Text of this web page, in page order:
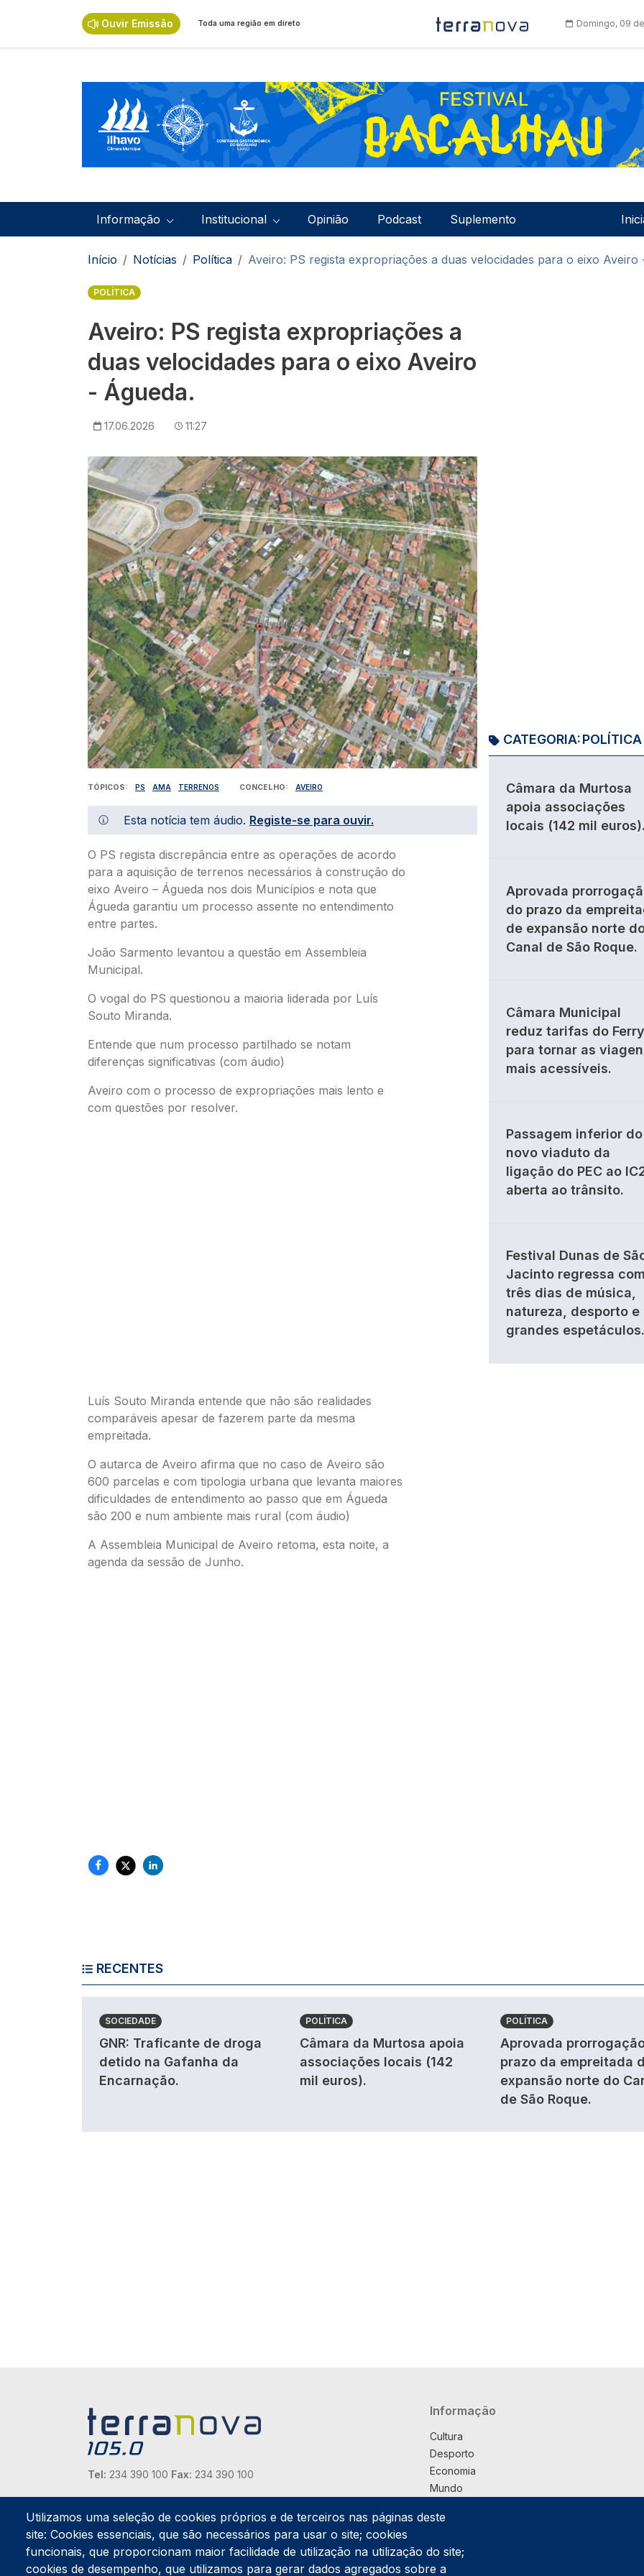
Ouvir Emissão Toda uma região em direto Domingo, 09
Navegação principal
Informação Institucional Opinião Podcast Suplemento
Navegação estrutural
Início Notícias Política Aveiro: PS regista expropriações a duas velocidades para o eixo Aveiro
POLÍTICA
Aveiro: PS regista expropriações a
duas velocidades para o eixo Aveiro
- Águeda.
17.06.2026 11:27
Imagem
TÓPICOS PS AMA TERRENOS CONCELHO AVEIRO
Esta notícia tem áudio. Registe-se para ouvir.
O PS regista discrepância entre as operações de acordo
para a aquisição de terrenos necessários à construção do
eixo Aveiro – Águeda nos dois Municípios e nota que
Águeda garantiu um processo assente no entendimento
entre partes.
João Sarmento levantou a questão em Assembleia
Municipal.
O vogal do PS questionou a maioria liderada por Luís
Souto Miranda.
Entende que num processo partilhado se notam
diferenças significativas (com áudio)
Aveiro com o processo de expropriações mais lento e
com questões por resolver.
Luís Souto Miranda entende que não são realidades
comparáveis apesar de fazerem parte da mesma
empreitada.
O autarca de Aveiro afirma que no caso de Aveiro são
600 parcelas e com tipologia urbana que levanta maiores
dificuldades de entendimento ao passo que em Águeda
são 200 e num ambiente mais rural (com áudio)
A Assembleia Municipal de Aveiro retoma, esta noite, a
agenda da sessão de Junho.
CATEGORIA:POLÍTICA
Câmara da Murtosa
apoia associações
locais (142 mil euros).
Aprovada
do prazo da
de expansão norte
Canal de São Roque.
Câmara Municipal
reduz tarifas do Ferry
para tornar as
mais acessíveis.
Passagem inferior do
novo viaduto da
ligação do PEC ao
aberta ao trânsito.
Festival Dunas de
Jacinto regressa com
três dias de música,
natureza, desporto e
grandes espetáculos.
RECENTES
SOCIEDADE
GNR: Traficante de droga
detido na Gafanha da
Encarnação.
POLÍTICA
Câmara da Murtosa apoia
associações locais (142
mil euros).
POLÍTICA
Aprovada
prazo da empreitada
expansão norte do
de São Roque.
Tel: 234 390 100 Fax: 234 390 100
Endereço Postal
Apartado 42
Rua Gil Eanes 31
3834-908 Gafanha da Nazaré
Estúdios
Navegação principal
Informação
Cultura
Desporto
Economia
Mundo
País
Praça
Utilizamos uma seleção de cookies próprios e de terceiros nas páginas deste
site: Cookies essenciais, que são necessários para usar o site; cookies
funcionais, que proporcionam maior facilidade de utilização na utilização do site;
cookies de desempenho, que utilizamos para gerar dados agregados sobre a